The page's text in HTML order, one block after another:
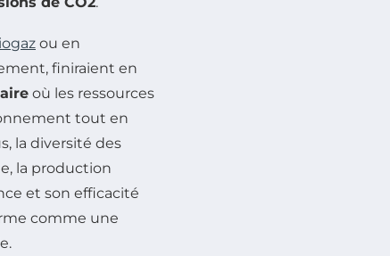
ou en
finiraient en
où les ressources
tout en
la diversité des
la production
et son efficacité
comme une